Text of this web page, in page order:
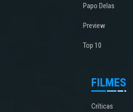
Papo Delas
Preview
Top 10
FILMES
Críticas